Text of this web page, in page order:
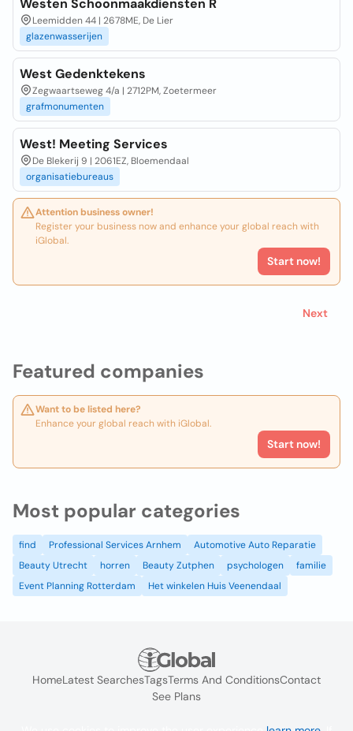
Featured companies
Want to be listed here?
Enhance your global reach with iGlobal.
Start now!
Westen Schoonmaakdiensten R
Leemidden 44 | 2678ME, De Lier
glazenwasserijen
West Gedenktekens
Zegwaartseweg 4/a | 2712PM, Zoetermeer
grafmonumenten
West! Meeting Services
De Blekerij 9 | 2061EZ, Bloemendaal
organisatiebureaus
Attention business owner!
Register your business now and enhance your global reach with
iGlobal.
Start now!
Next
Most popular categories
find Professional Services Arnhem
Automotive Auto Reparatie
Beauty Utrecht
horren Beauty Zutphen psychologen
familie
Event Planning Rotterdam
Het winkelen Huis Veenendaal
HomeLatest SearchesTagsTerms And ConditionsContact
See Plans